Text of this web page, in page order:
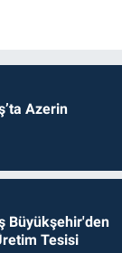
Azerin
Büyükşehir'den
Tesisi